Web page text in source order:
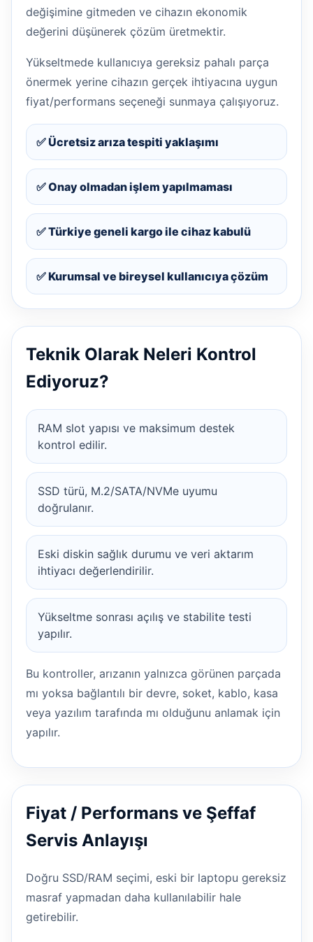
değişimine gitmeden ve cihazın ekonomik
değerini düşünerek çözüm üretmektir.
Yükseltmede kullanıcıya gereksiz pahalı parça
önermek yerine cihazın gerçek ihtiyacına uygun
fiyat/performans seçeneği sunmaya çalışıyoruz.
✅ Ücretsiz arıza tespiti yaklaşımı
✅ Onay olmadan işlem yapılmaması
✅ Türkiye geneli kargo ile cihaz kabulü
✅ Kurumsal ve bireysel kullanıcıya çözüm
Teknik Olarak Neleri Kontrol
Ediyoruz?
RAM slot yapısı ve maksimum destek
kontrol edilir.
SSD türü, M.2/SATA/NVMe uyumu
doğrulanır.
Eski diskin sağlık durumu ve veri aktarım
ihtiyacı değerlendirilir.
Yükseltme sonrası açılış ve stabilite testi
yapılır.
Bu kontroller, arızanın yalnızca görünen parçada
mı yoksa bağlantılı bir devre, soket, kablo, kasa
veya yazılım tarafında mı olduğunu anlamak için
yapılır.
Fiyat / Performans ve Şeffaf
Servis Anlayışı
Doğru SSD/RAM seçimi, eski bir laptopu gereksiz
masraf yapmadan daha kullanılabilir hale
getirebilir.